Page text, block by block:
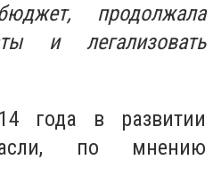
продолжала
и легализовать
года в развитии
по мнению